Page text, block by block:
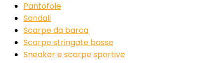
Pantofole
Sandali
Scarpe da barca
Scarpe stringate basse
Sneaker e scarpe sportive